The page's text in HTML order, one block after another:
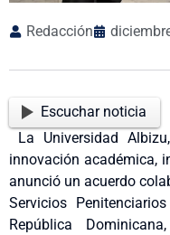
Redacción
Escuchar noticia
La Universidad
innovación académica,
anunció un acuerdo
Servicios
República